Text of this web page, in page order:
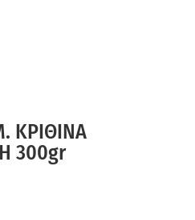
ΚΡΙΘΙΝΑ
300gr